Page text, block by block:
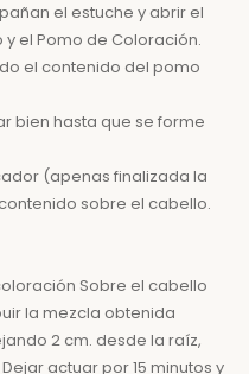
el estuche y abrir el
el Pomo de Coloración.
el contenido del pomo
bien hasta que se forme
(apenas finalizada la
sobre el cabello.
Sobre el cabello
la mezcla obtenida
2 cm. desde la raíz,
actuar por 15 minutos y